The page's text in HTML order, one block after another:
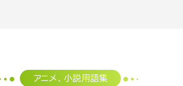
アニメ、小説用語集